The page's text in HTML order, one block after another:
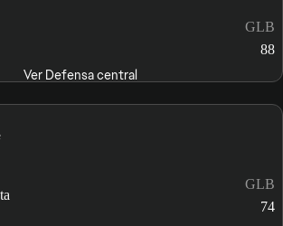
GLB
88
Ver Defensa central
GLB
74